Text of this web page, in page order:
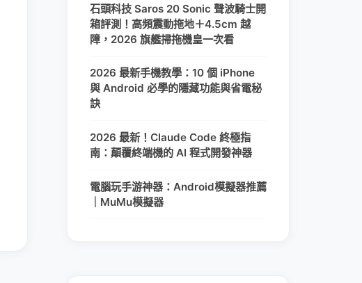
石頭科技 Saros 20 Sonic 聲波騎士開
箱評測！高頻震動拖地＋4.5cm 越
障，2026 旗艦掃拖機皇一次看
2026 最新手機教學：10 個 iPhone
與 Android 必學的隱藏功能與省電秘
訣
2026 最新！Claude Code 終極指
南：顛覆終端機的 AI 程式開發神器
電腦玩手游神器：Android模擬器推薦
｜MuMu模擬器